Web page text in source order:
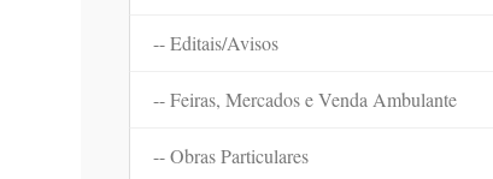
-- Editais/Avisos
-- Feiras, Mercados e Venda Ambulante
-- Obras Particulares